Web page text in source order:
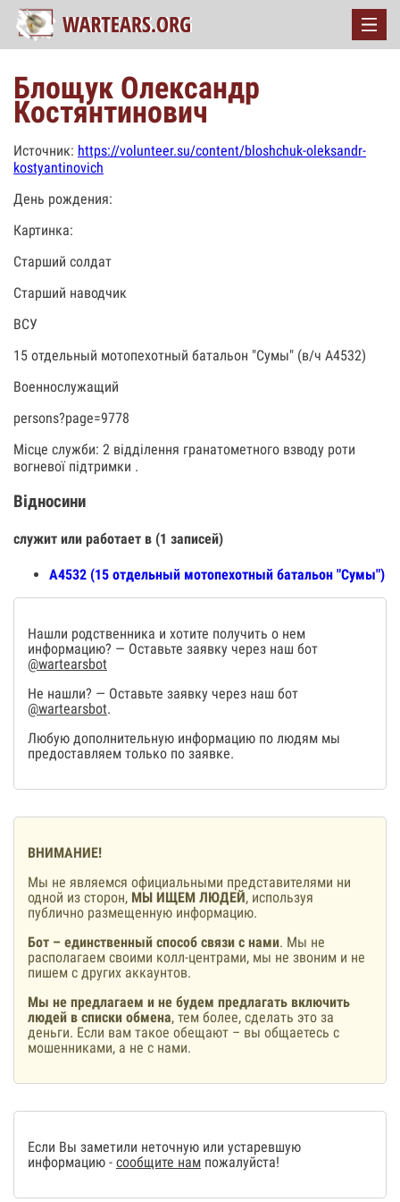
Блощук Олександр
Костянтинович
Источник: https://volunteer.su/content/bloshchuk-oleksandr-
kostyantinovich
День рождения:
Картинка:
Старший солдат
Старший наводчик
ВСУ
15 отдельный мотопехотный батальон "Сумы" (в/ч А4532)
Военнослужащий
persons?page=9778
Місце служби: 2 відділення гранатометного взводу роти
вогневої підтримки .
Відносини
служит или работает в (1 записей)
А4532 (15 отдельный мотопехотный батальон "Сумы")
Нашли родственника и хотите получить о нем
информацию? — Оставьте заявку через наш бот
@wartearsbot
Не нашли? — Оставьте заявку через наш бот
@wartearsbot.
Любую дополнительную информацию по людям мы
предоставляем только по заявке.
ВНИМАНИЕ!
Мы не являемся официальными представителями ни
одной из сторон, МЫ ИЩЕМ ЛЮДЕЙ, используя
публично размещенную информацию.
Бот – единственный способ связи с нами. Мы не
располагаем своими колл-центрами, мы не звоним и не
пишем с других аккаунтов.
Мы не предлагаем и не будем предлагать включить
людей в списки обмена, тем более, сделать это за
деньги. Если вам такое обещают – вы общаетесь с
мошенниками, а не с нами.
Если Вы заметили неточную или устаревшую
информацию - сообщите нам пожалуйста!